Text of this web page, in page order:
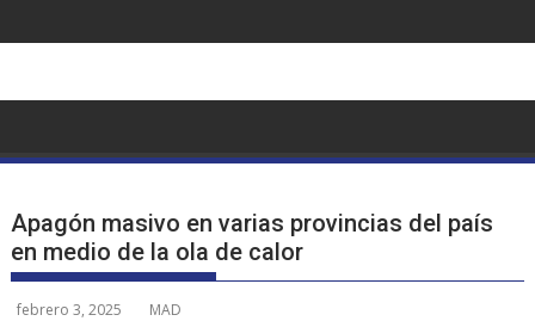
al
Apagón masivo en varias provincias del país
en medio de la ola de calor
febrero 3, 2025 MAD